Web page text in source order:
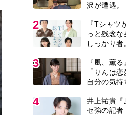
沢が遭遇。
2
『Tシャツ
っと残念な
しっかり者
スト紹介＞
3
『風、薫
「りんは
自分の気持
4
井上祐貴『
セ強の記者